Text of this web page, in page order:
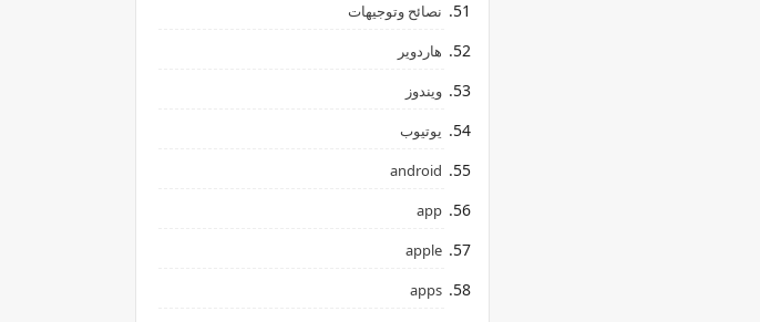
نصائح وتوجيهات
هاردوير
ويندوز
يوتيوب
android
app
apple
apps